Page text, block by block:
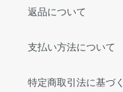
返品について
支払い方法について
特定商取引法に基づ